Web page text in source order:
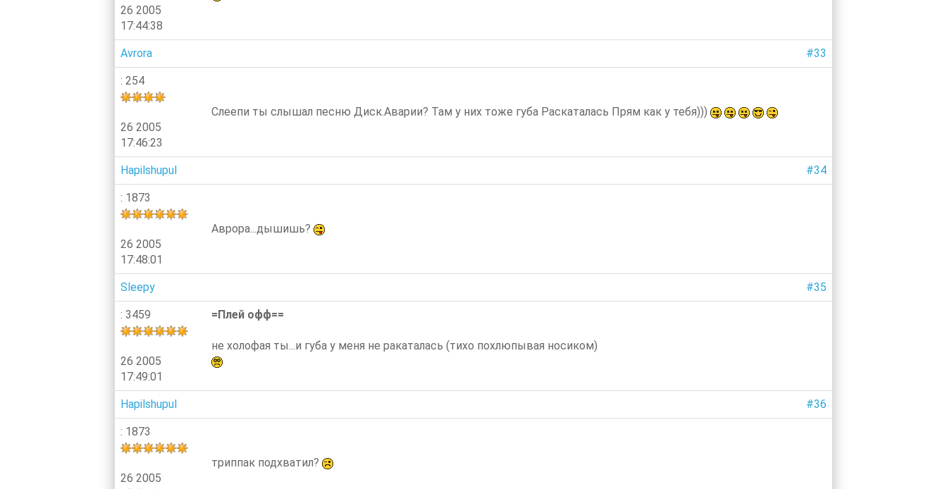
26 2005
17:44:38
Avrora #33
: 254
26 2005
17:46:23
Слеепи ты слышал песню Диск.Аварии? Там у них тоже губа Раскаталась Прям как у тебя)))
Hapilshupul #34
: 1873
26 2005
17:48:01
Аврора...дышишь?
Sleepy #35
: 3459
26 2005
17:49:01
=Плей офф==
не холофая ты...и губа у меня не ракаталась (тихо похлюпывая носиком)
Hapilshupul #36
: 1873
26 2005
триппак подхватил?